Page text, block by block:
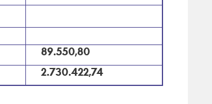
89.550,80
2.730.422,74